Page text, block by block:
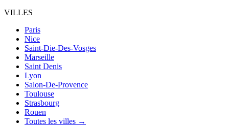
VILLES
Paris
Nice
Saint-Die-Des-Vosges
Marseille
Saint Denis
Lyon
Salon-De-Provence
Toulouse
Strasbourg
Rouen
Toutes les villes →